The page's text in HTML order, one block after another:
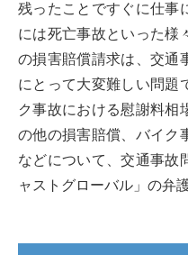
残ったことですぐに仕事
には死亡事故といった様
の損害賠償請求は、交通
にとって大変難しい問題
ク事故における慰謝料相
の他の損害賠償、バイク
などについて、交通事故
ャストグローバル」の弁